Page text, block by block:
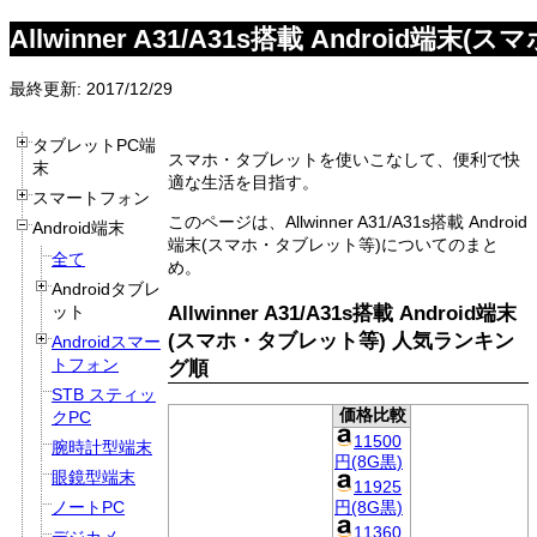
Allwinner A31/A31s搭載 Android端末(スマ
最終更新: 2017/12/29
タブレットPC端
末
スマートフォン
Android端末
全て
Androidタブレ
ット
Androidスマー
トフォン
STB スティッ
クPC
腕時計型端末
眼鏡型端末
ノートPC
スマホ・タブレットを使いこなして、便利で快
適な生活を目指す。
このページは、Allwinner A31/A31s搭載 Android
端末(スマホ・タブレット等)についてのまと
め。
Allwinner A31/A31s搭載 Android端末
(スマホ・タブレット等) 人気ランキン
グ順
価格比較
11500
円(8G黒)
11925
円(8G黒)
11360